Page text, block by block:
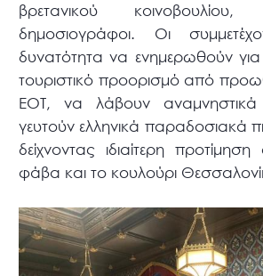
βρετανικού
δημοσιογράφοι. Οι
δυνατότητα να ενημερωθούν
τουριστικό προορισμό από
ΕΟΤ, να λάβουν
γευτούν ελληνικά παραδοσιακά
δείχνοντας ιδιαίτερη
φάβα και το κουλούρι